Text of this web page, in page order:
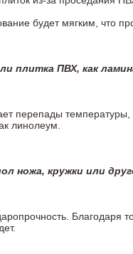
будет мягким, что
плитка ПВХ, как
перепады температуры,
линолеум.
ножа, кружки или
Благодаря